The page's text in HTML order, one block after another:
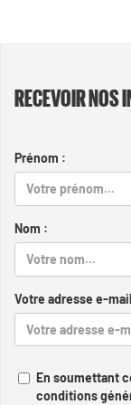
RECEVOIR NOS
Prénom :
Nom :
Votre adresse e-
En soumettant
conditions